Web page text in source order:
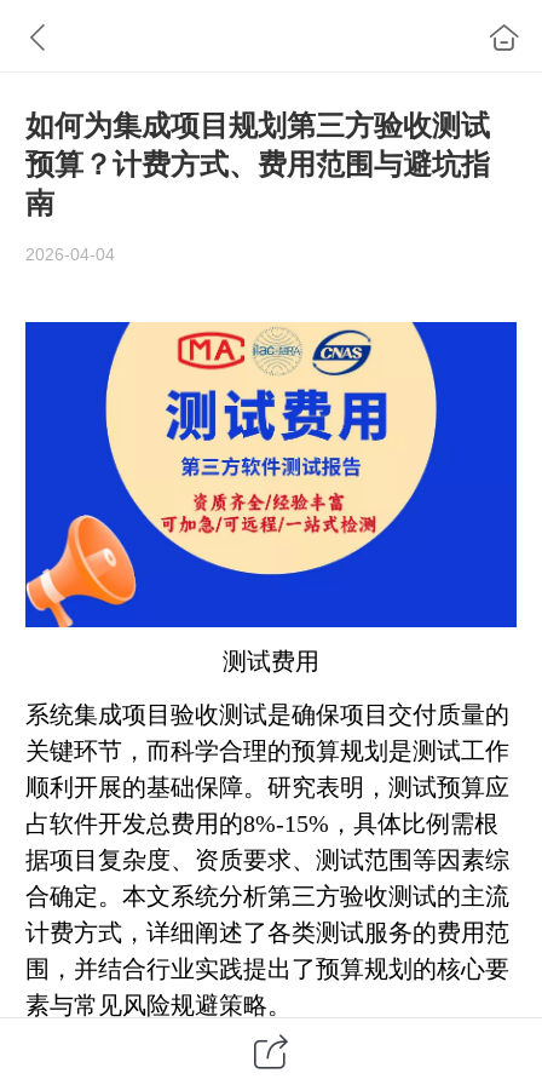
如何为集成项目规划第三方验收测试
预算？计费方式、费用范围与避坑指
南
2026-04-04
测试费用
系统集成项目 验收测试是确保项目交付质量的
关键环节，而科学合理的预算规划是测试工作
顺利开展的基础保障。研究表明，测试预算应
占软件开发总费用的8%-15%，具体比例需根
据项目复杂度、资质要求、测试范围等因素综
合确定。 本文系统分析第三方验收测试的主流
计费方式，详细阐述了各类测试服务的费用范
围，并结合行业实践提出了预算规划的核心要
素与常见风险规避策略。
一、计费方式：多元模式适配项目特性